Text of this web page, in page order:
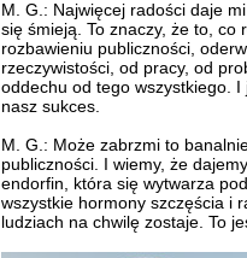
M. G.: Najwięcej radości daje
się śmieją. To znaczy, że to,
rozbawieniu publiczności,
rzeczywistości, od pracy, od
oddechu od tego wszystkiego.
nasz sukces.
M. G.: Może zabrzmi to
publiczności. I wiemy, że
endorfin, która się wytwarza
wszystkie hormony szczęścia i
ludziach na chwilę zostaje. To